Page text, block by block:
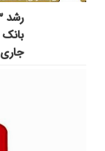
جاری